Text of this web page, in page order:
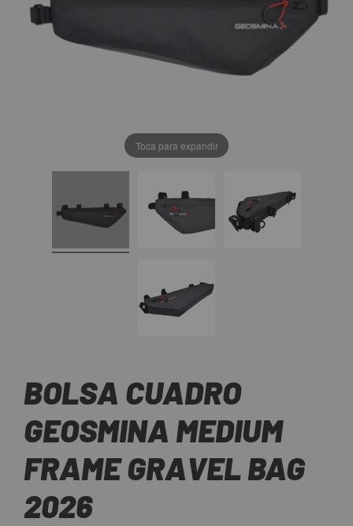
Toca para expandir
BOLSA CUADRO
GEOSMINA MEDIUM
FRAME GRAVEL BAG
2026